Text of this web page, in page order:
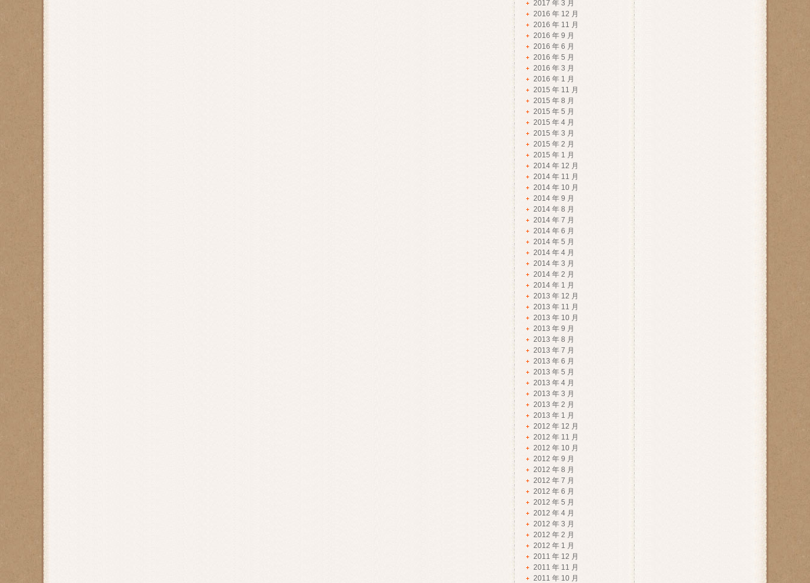
2017 年 3 月
2016 年 12 月
2016 年 11 月
2016 年 9 月
2016 年 6 月
2016 年 5 月
2016 年 3 月
2016 年 1 月
2015 年 11 月
2015 年 8 月
2015 年 5 月
2015 年 4 月
2015 年 3 月
2015 年 2 月
2015 年 1 月
2014 年 12 月
2014 年 11 月
2014 年 10 月
2014 年 9 月
2014 年 8 月
2014 年 7 月
2014 年 6 月
2014 年 5 月
2014 年 4 月
2014 年 3 月
2014 年 2 月
2014 年 1 月
2013 年 12 月
2013 年 11 月
2013 年 10 月
2013 年 9 月
2013 年 8 月
2013 年 7 月
2013 年 6 月
2013 年 5 月
2013 年 4 月
2013 年 3 月
2013 年 2 月
2013 年 1 月
2012 年 12 月
2012 年 11 月
2012 年 10 月
2012 年 9 月
2012 年 8 月
2012 年 7 月
2012 年 6 月
2012 年 5 月
2012 年 4 月
2012 年 3 月
2012 年 2 月
2012 年 1 月
2011 年 12 月
2011 年 11 月
2011 年 10 月